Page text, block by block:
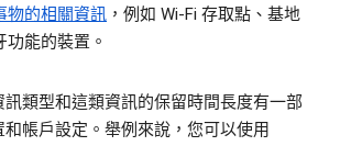
物的相關資訊 ，例如 Wi-Fi 存取點、基地
功能的裝置。
類型和這類資訊的保留時間長度有一部
帳戶設定。舉例來說，您可以使用